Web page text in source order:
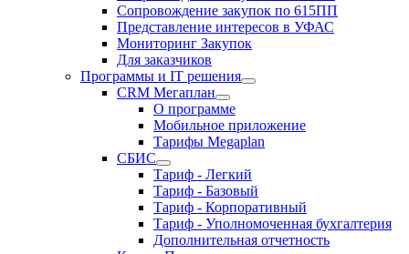
Сопровождение закупок по 615ПП
Представление интересов в УФАС
Мониторинг Закупок
Для заказчиков
Программы и IT решения
CRM Мегаплан
О программе
Мобильное приложение
Тарифы Megaplan
СБИС
Тариф - Легкий
Тариф - Базовый
Тариф - Корпоративный
Тариф - Уполномоченная бухгалтерия
Дополнительная отчетность